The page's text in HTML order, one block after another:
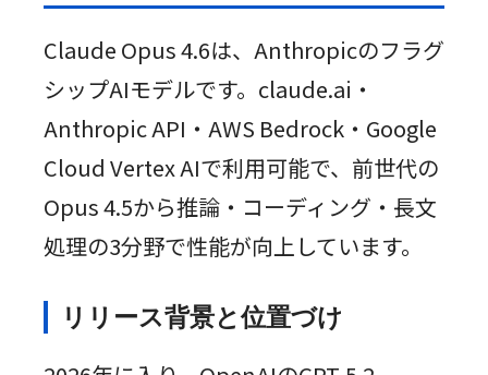
Claude Opus 4.6は、Anthropicのフラグ
シップAIモデルです。claude.ai・
Anthropic API・AWS Bedrock・Google
Cloud Vertex AIで利用可能で、前世代の
Opus 4.5から推論・コーディング・長文
処理の3分野で性能が向上しています。
リリース背景と位置づけ